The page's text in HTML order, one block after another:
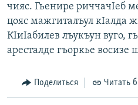
СОЦИАЛЬНЫЕ СЕТИ
Все сайты РСЕ/РС
чияс. Гьенире риччачIеб
цояс мажгиталъул кIалда
КIиIабилев лъукъун вуго,
аресталде гъоркье восизе
Поделиться Читать